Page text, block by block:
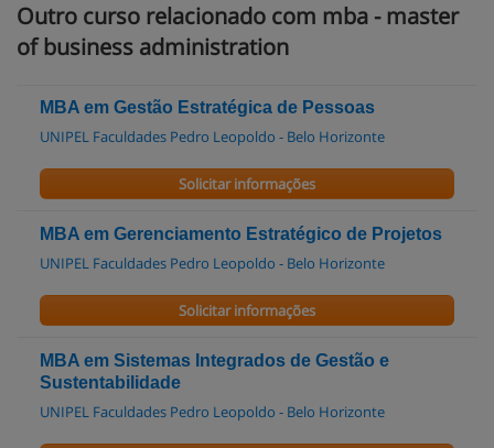
Outro curso relacionado com mba - master
of business administration
MBA em Gestão Estratégica de Pessoas
UNIPEL Faculdades Pedro Leopoldo - Belo Horizonte
Solicitar informações
MBA em Gerenciamento Estratégico de Projetos
UNIPEL Faculdades Pedro Leopoldo - Belo Horizonte
Solicitar informações
MBA em Sistemas Integrados de Gestão e
Sustentabilidade
UNIPEL Faculdades Pedro Leopoldo - Belo Horizonte